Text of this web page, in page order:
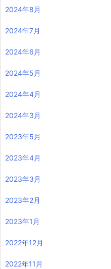
2024年8月
2024年7月
2024年6月
2024年5月
2024年4月
2024年3月
2023年5月
2023年4月
2023年3月
2023年2月
2023年1月
2022年12月
2022年11月